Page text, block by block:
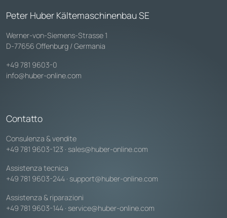
Peter Huber Kältemaschinenbau SE
Werner-von-Siemens-Strasse 1
D-77656 Offenburg / Germania
+49 781 9603-0
info@huber-online.com
Contatto
Consulenza & vendite
+49 781 9603-123 · sales@huber-online.com
Assistenza tecnica
+49 781 9603-244 · support@huber-online.com
Assistenza & riparazioni
+49 781 9603-144 · service@huber-online.com